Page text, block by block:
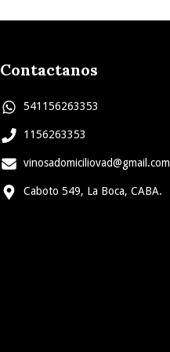
Contactanos
541156263353
1156263353
vinosadomiciliovad@gmail.com
Caboto 549, La Boca, CABA.